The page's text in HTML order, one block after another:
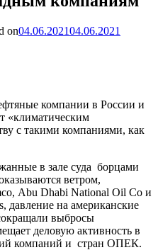
on04.06.202104.06.2021
компании в России и
«климатическим
с такими компаниями, как
в зале суда борцами
ветром,
Abu Dhabi National Oil Co и
давление на американские
выбросы
деловую активность в
компаний и стран ОПЕК.